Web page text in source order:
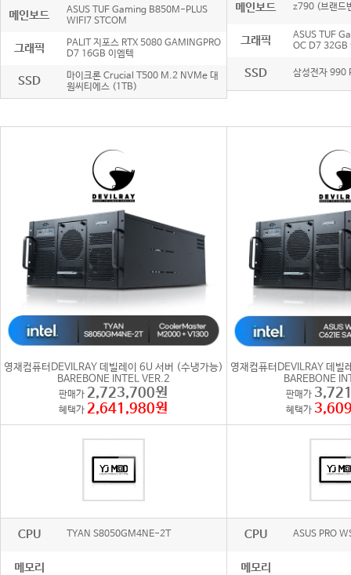
메인보드
ASUS TUF Gaming B850M-PLUS
WIFI7 STCOM
그래픽
PALIT 지포스 RTX 5080 GAMINGPRO
D7 16GB 이엠텍
SSD
마이크론 Crucial T500 M.2 NVMe 대
원씨티에스 (1TB)
메인보드 z790 (브랜드
그래픽
ASUS TUF
OC D7 32GB
SSD 삼성전자
영재컴퓨터DEVILRAY 데빌레이 6U 서버 (수냉가능)
BAREBONE INTEL VER.2
판매가 2,723,700원
혜택가 2,641,980원
CPU TYAN S8050GM4NE-2T
메모리
영재컴퓨터DEVILRAY 데
BAREBONE
판매가
혜택가
CPU ASUS PRO
메모리